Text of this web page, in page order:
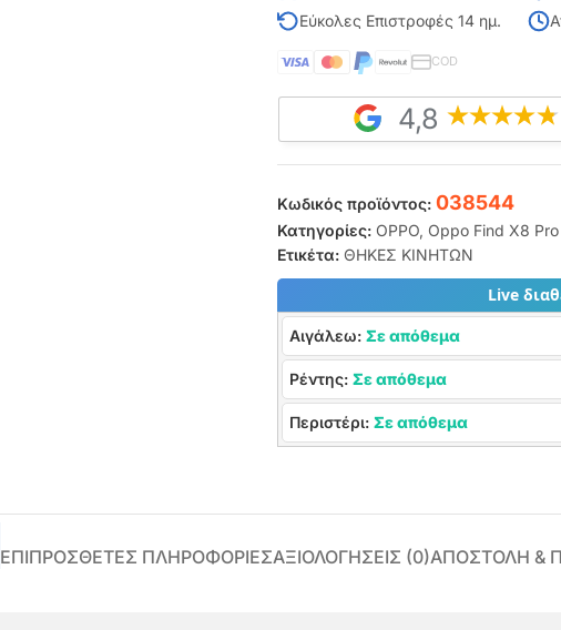
Εύκολες Επιστροφές 14 ημ.
COD
4,8
Κωδικός προϊόντος: 038544
Κατηγορίες: OPPO, Oppo Find X8 Pro
Ετικέτα: ΘΗΚΕΣ ΚΙΝΗΤΩΝ
Live
Αιγάλεω: Σε απόθεμα
Ρέντης: Σε απόθεμα
Περιστέρι: Σε απόθεμα
ΕΠΙΠΡΌΣΘΕΤΕΣ ΠΛΗΡΟΦΟΡΊΕΣΑΞΙΟΛΟΓΉΣΕΙΣ (0)ΑΠΟΣΤΟΛΗ &